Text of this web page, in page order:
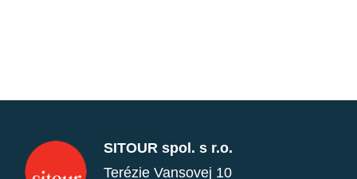
SITOUR spol. s r.o.
Terézie Vansovej 10